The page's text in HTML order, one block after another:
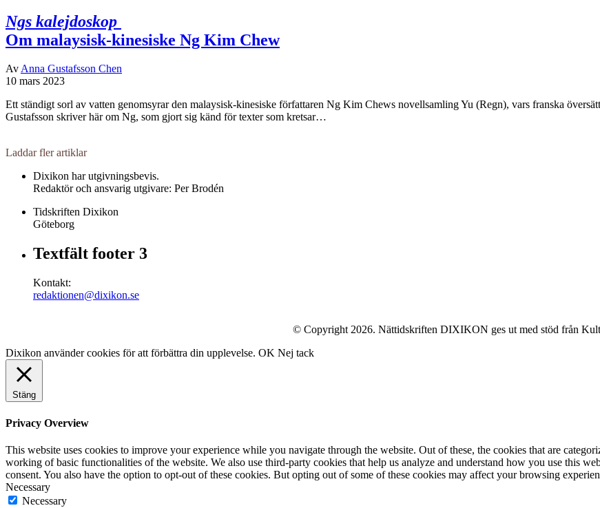
Ngs kalejdoskop
Om malaysisk-kinesiske Ng Kim Chew
AvAnna Gustafsson Chen
10 mars 2023
Ett ständigt sorl av vatten genomsyrar den malaysisk-kinesiske författaren Ng Kim Chews novellsamling Yu (Regn), vars franska
Gustafsson skriver här om Ng, som gjort sig känd för texter som kretsar…
Laddar fler artiklar
Dixikon har utgivningsbevis.
Redaktör och ansvarig utgivare: Per Brodén
Tidskriften Dixikon
Göteborg
Textfält footer 3
Kontakt:
redaktionen@dixikon.se
© Copyright 2026. Nättidskriften DIXIKON ges ut med stöd från
Dixikon använder cookies för att förbättra din upplevelse. OK Nej tack
Stäng
Privacy Overview
This website uses cookies to improve your experience while you navigate through the website. Out of these, the cookies that are
working of basic functionalities of the website. We also use third-party cookies that help us analyze and understand how you use this
consent. You also have the option to opt-out of these cookies. But opting out of some of these cookies may affect your browsing
Necessary
Necessary